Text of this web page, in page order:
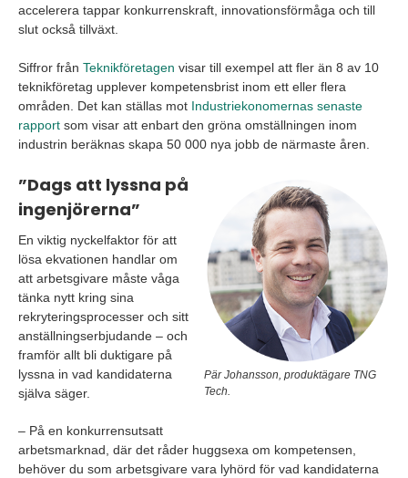
accelerera tappar konkurrenskraft, innovationsförmåga och till
slut också tillväxt.
Siffror från Teknikföretagen visar till exempel att fler än 8 av 10
teknikföretag upplever kompetensbrist inom ett eller flera
områden. Det kan ställas mot Industriekonomernas senaste
rapport som visar att enbart den gröna omställningen inom
industrin beräknas skapa 50 000 nya jobb de närmaste åren.
Pär Johansson, produktägare TNG
Tech.
”Dags att lyssna på
ingenjörerna”
En viktig nyckelfaktor för att
lösa ekvationen handlar om
att arbetsgivare måste våga
tänka nytt kring sina
rekryteringsprocesser och sitt
anställningserbjudande – och
framför allt bli duktigare på
lyssna in vad kandidaterna
själva säger.
– På en konkurrensutsatt
arbetsmarknad, där det råder huggsexa om kompetensen,
behöver du som arbetsgivare vara lyhörd för vad kandidaterna